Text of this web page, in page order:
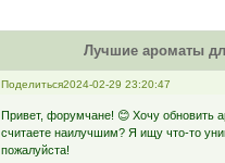
Лучшие ароматы
Поделиться2024-02-29 23:20:47
Привет, форумчане! 😊 Хочу обновить
считаете наилучшим? Я ищу что-то
пожалуйста!